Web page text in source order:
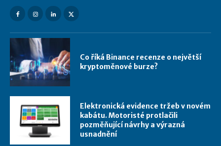
Co říká Binance recenze o největší
kryptoměnové burze?
Elektronická evidence tržeb v novém
kabátu. Motoristé protlačili
pozměňující návrhy a výrazná
usnadnění